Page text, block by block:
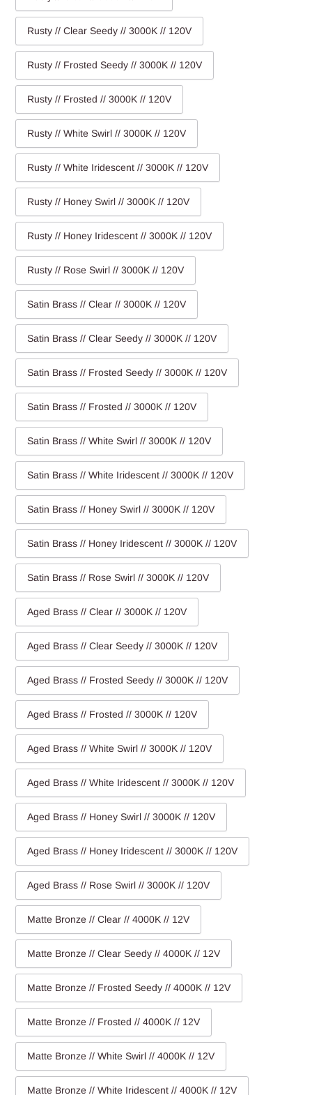
Rusty // Clear Seedy // 3000K // 120V
Rusty // Frosted Seedy // 3000K // 120V
Rusty // Frosted // 3000K // 120V
Rusty // White Swirl // 3000K // 120V
Rusty // White Iridescent // 3000K // 120V
Rusty // Honey Swirl // 3000K // 120V
Rusty // Honey Iridescent // 3000K // 120V
Rusty // Rose Swirl // 3000K // 120V
Satin Brass // Clear // 3000K // 120V
Satin Brass // Clear Seedy // 3000K // 120V
Satin Brass // Frosted Seedy // 3000K // 120V
Satin Brass // Frosted // 3000K // 120V
Satin Brass // White Swirl // 3000K // 120V
Satin Brass // White Iridescent // 3000K // 120V
Satin Brass // Honey Swirl // 3000K // 120V
Satin Brass // Honey Iridescent // 3000K // 120V
Satin Brass // Rose Swirl // 3000K // 120V
Aged Brass // Clear // 3000K // 120V
Aged Brass // Clear Seedy // 3000K // 120V
Aged Brass // Frosted Seedy // 3000K // 120V
Aged Brass // Frosted // 3000K // 120V
Aged Brass // White Swirl // 3000K // 120V
Aged Brass // White Iridescent // 3000K // 120V
Aged Brass // Honey Swirl // 3000K // 120V
Aged Brass // Honey Iridescent // 3000K // 120V
Aged Brass // Rose Swirl // 3000K // 120V
Matte Bronze // Clear // 4000K // 12V
Matte Bronze // Clear Seedy // 4000K // 12V
Matte Bronze // Frosted Seedy // 4000K // 12V
Matte Bronze // Frosted // 4000K // 12V
Matte Bronze // White Swirl // 4000K // 12V
Matte Bronze // White Iridescent // 4000K // 12V